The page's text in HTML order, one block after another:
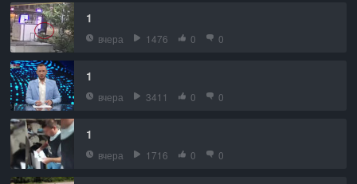
1
вчера 1476 0 0
1
вчера 3411 0 0
1
вчера 1716 0 0